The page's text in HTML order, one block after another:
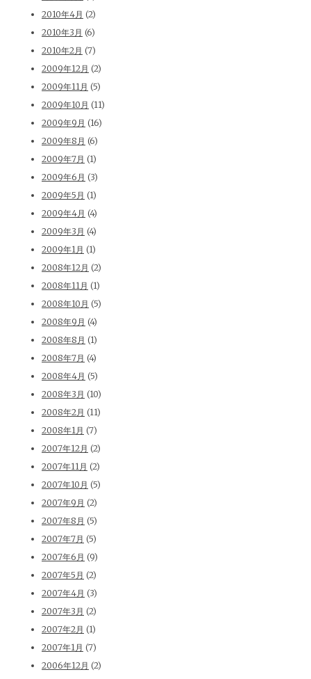
2010年4月 (2)
2010年3月 (6)
2010年2月 (7)
2009年12月 (2)
2009年11月 (5)
2009年10月 (11)
2009年9月 (16)
2009年8月 (6)
2009年7月 (1)
2009年6月 (3)
2009年5月 (1)
2009年4月 (4)
2009年3月 (4)
2009年1月 (1)
2008年12月 (2)
2008年11月 (1)
2008年10月 (5)
2008年9月 (4)
2008年8月 (1)
2008年7月 (4)
2008年4月 (5)
2008年3月 (10)
2008年2月 (11)
2008年1月 (7)
2007年12月 (2)
2007年11月 (2)
2007年10月 (5)
2007年9月 (2)
2007年8月 (5)
2007年7月 (5)
2007年6月 (9)
2007年5月 (2)
2007年4月 (3)
2007年3月 (2)
2007年2月 (1)
2007年1月 (7)
2006年12月 (2)